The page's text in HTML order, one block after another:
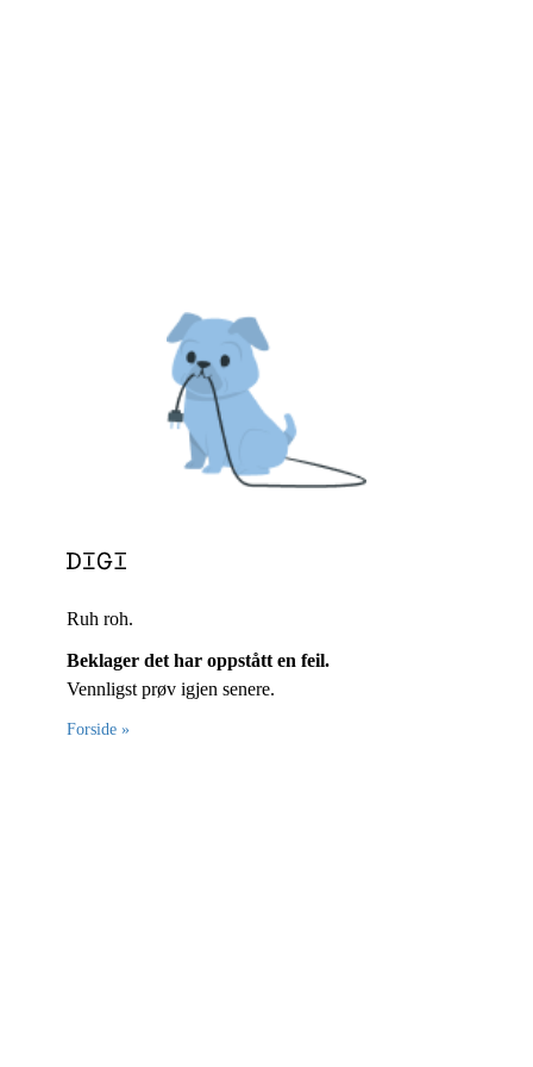
Ruh roh.
Beklager det har oppstått en feil.
Vennligst prøv igjen senere.
Forside »